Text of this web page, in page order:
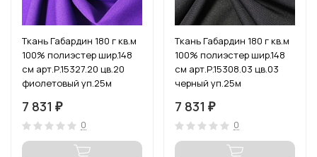
Ткань Габардин 180 г кв.м
100% полиэстер шир.148
см арт.Р.15327.20 цв.20
фиолетовый уп.25м
7 831 ₽
0
Ткань Габардин 180 г кв.м
100% полиэстер шир.148
см арт.Р.15308.03 цв.03
черный уп.25м
7 831 ₽
0